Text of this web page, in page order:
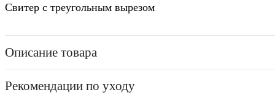
Свитер с треугольным вырезом
Описание товара
Рекомендации по уходу